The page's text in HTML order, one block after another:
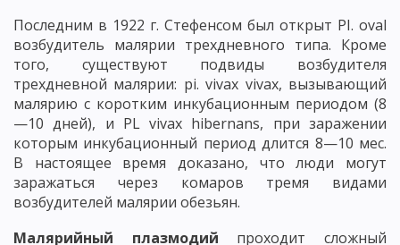
Последним в 1922 г. Стефенсом был открыт PI. oval
возбудитель малярии трехдневного типа. Кроме
того, существуют подвиды возбудителя
трехдневной малярии: pi. vivax vivax, вызывающий
малярию с коротким инкубационным периодом (8
—10 дней), и PL vivax hibernans, при заражении
которым инкубационный период длится 8—10 мес.
В настоящее время доказано, что люди могут
заражаться через комаров тремя видами
возбудителей малярии обезьян.
Малярийный плазмодий проходит сложный